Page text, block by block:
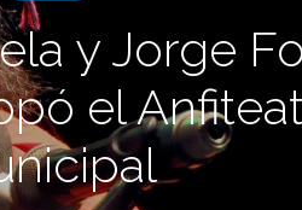
y Jorge
el